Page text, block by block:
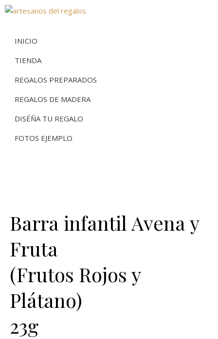
INICIO
TIENDA
REGALOS PREPARADOS
REGALOS DE MADERA
DISÉÑA TU REGALO
FOTOS EJEMPLO
Barra infantil Avena y
Fruta
(Frutos Rojos y
Plátano)
23g